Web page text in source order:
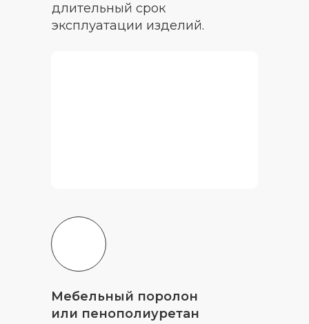
длительный срок
эксплуатации изделий.
Мебельный поролон
или пенополиуретан